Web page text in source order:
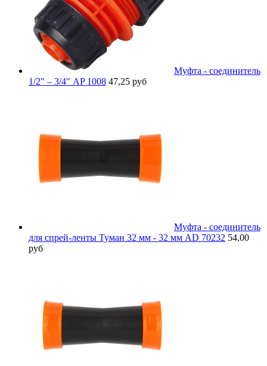
Муфта - соединитель
1/2" – 3/4" AP 1008 47,25 руб
Муфта - соединитель
для спрей-ленты Туман 32 мм - 32 мм AD 70232 54,00
руб